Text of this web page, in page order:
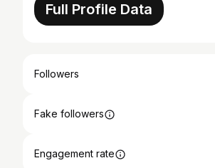
Full Profile Data
Followers
Fake followers
Engagement rate